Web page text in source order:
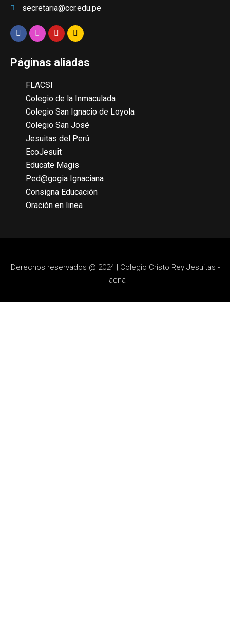
secretaria@ccr.edu.pe
Páginas aliadas
FLACSI
Colegio de la Inmaculada
Colegio San Ignacio de Loyola
Colegio San José
Jesuitas del Perú
EcoJesuit
Educate Magis
Ped@gogia Ignaciana
Consigna Educación
Oración en linea
Derechos reservados @ 2024 | Colegio Cristo Rey Jesuitas -
Tacna